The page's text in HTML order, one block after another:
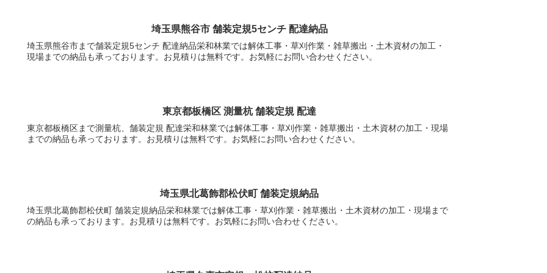
埼玉県熊谷市 舗装定規5センチ 配達納品
埼玉県熊谷市まで舗装定規5センチ 配達納品栄和林業では解体工事・草刈作業・雑草搬出・土木資材の加工・
現場までの納品も承っております。お見積りは無料です。お気軽にお問い合わせください。
東京都板橋区 測量杭 舗装定規 配達
東京都板橋区まで測量杭、舗装定規 配達栄和林業では解体工事・草刈作業・雑草搬出・土木資材の加工・現場
までの納品も承っております。お見積りは無料です。お気軽にお問い合わせください。
埼玉県北葛飾郡松伏町 舗装定規納品
埼玉県北葛飾郡松伏町 舗装定規納品栄和林業では解体工事・草刈作業・雑草搬出・土木資材の加工・現場まで
の納品も承っております。お見積りは無料です。お気軽にお問い合わせください。